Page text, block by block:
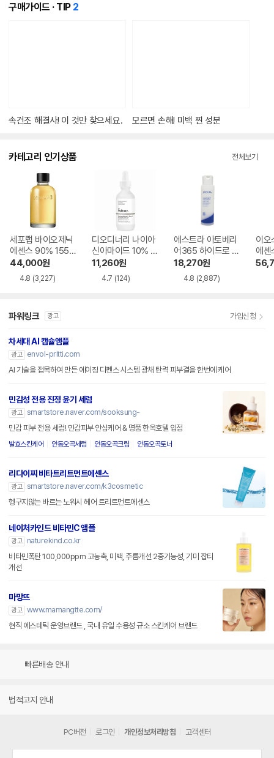
구매가이드 · TIP 2개
속건조 해결사! 이 것만 찾으세요. 모르면 손해! 미백 찐 성분
카테고리 인기상품 전체보기
세포랩 바이오제닉
에센스 90% 155m
l (클렙스 92.8% 에
센스)
44,000원
4.8 (3,227)
디오디너리 나이아
신아마이드 10% +
징크 1% 60ml
11,260원
4.7 (124)
에스트라 아토베리
어365 하이드로 에
센스 200ml
18,270원
4.8 (2,887)
이오
에센
파워링크 광고 가입신청
차세대 AI 캡슐앰플
광고
envol-pritti.com
AI 기술을 접목하여 만든 에이징 디펜스 시스템 광채 탄력 피부결을 한번에 케어
민감성 전용 진정 윤기 세럼
광고 smartstore.naver.com/sooksung-
민감 피부 전용 세럼! 민감피부 안심케어 & 명품 한옥호텔 입점
발효스킨케어 안동오곡세럼 안동오곡크림 안동오곡토너
리다이찌 비타트리트먼트에센스
광고 smartstore.naver.com/k3cosmetic
헹구지않는 바르는 노워시 헤어 트리트먼트에센스
네이처카인드 비타민C 앰플
광고
naturekind.co.kr
비타민폭탄 100,000ppm 고농축, 미백, 주름개선 2중기능성, 기미 잡티
개선
마망뜨
광고 www.mamangtte.com/
현직 에스테틱 운영브랜드 , 국내 유일 수용성 규소 스킨케어 브랜드
빠른배송 안내
법적고지 안내
PC버전 로그인 개인정보처리방침 고객센터